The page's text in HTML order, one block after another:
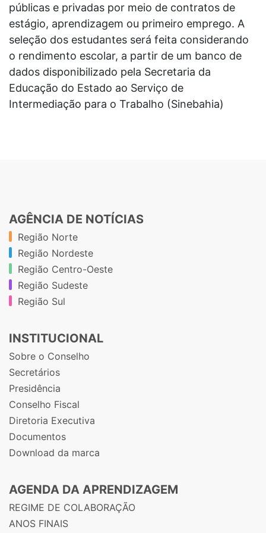
públicas e privadas por meio de contratos de
estágio, aprendizagem ou primeiro emprego. A
seleção dos estudantes será feita considerando
o rendimento escolar, a partir de um banco de
dados disponibilizado pela Secretaria da
Educação do Estado ao Serviço de
Intermediação para o Trabalho (Sinebahia)
AGÊNCIA DE NOTÍCIAS
Região Norte
Região Nordeste
Região Centro-Oeste
Região Sudeste
Região Sul
INSTITUCIONAL
Sobre o Conselho
Secretários
Presidência
Conselho Fiscal
Diretoria Executiva
Documentos
Download da marca
AGENDA DA APRENDIZAGEM
REGIME DE COLABORAÇÃO
ANOS FINAIS